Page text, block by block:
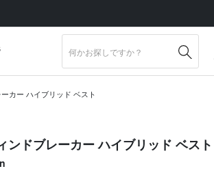
カー ハイブリッド ベスト
ンドブレーカー ハイブリッド ベスト